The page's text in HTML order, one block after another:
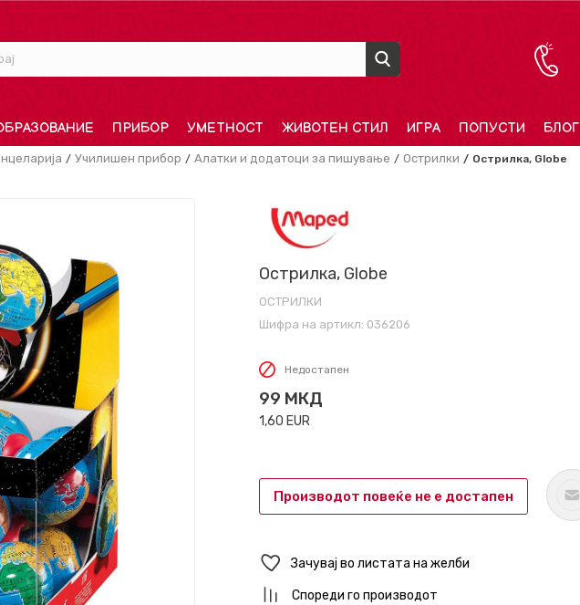
ПРИБОР УМЕТНОСТ ЖИВОТЕН СТИЛ ИГРА ПОПУСТИ БЛОГ
Училишен прибор Алатки и додатоци за пишување Острилки Острилка, Globe
Острилка, Globe
ОСТРИЛКИ
Шифра на артикл: 036206
Недостапен
99 МКД
1,60 EUR
Производот повеќе не е достапен
Зачувај во листата на желби
Спореди го производот